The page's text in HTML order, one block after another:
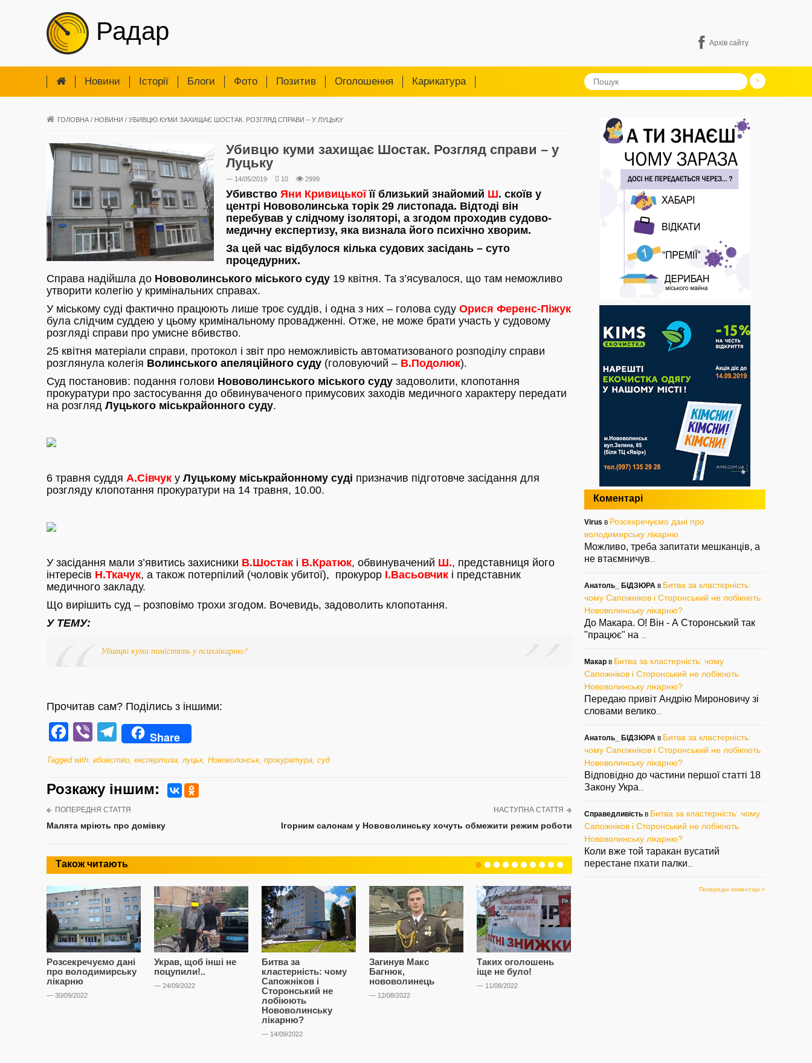
Радар Архів сайту
Новини Iсторії Блоги Фото Позитив Оголошення Карикатура
ГОЛОВНА / НОВИНИ / УБИВЦЮ КУМИ ЗАХИЩАЄ ШОСТАК. РОЗГЛЯД СПРАВИ – У ЛУЦЬКУ
Убивцю куми захищає Шостак. Розгляд справи – у
Луцьку
— 14/05/2019 10 2999
Убивство Яни Кривицькоїїї близький знайомий Ш. скоїв у
центрі Нововолинська торік 29 листопада. Відтоді він
перебував у слідчому ізоляторі, а згодом проходив судово-
медичну експертизу, яка визнала його психічно хворим.
За цей час відбулося кілька судових засідань – суто
процедурних.
Справа надійшла до Нововолинського міського суду 19 квітня. Та з’ясувалося, що там неможливо
утворити колегію у кримінальних справах.
У міському суді фактично працюють лише троє суддів, і одна з них – голова суду Орися Ференс-Піжук
була слідчим суддею у цьому кримінальному провадженні. Отже, не може брати участь у судовому
розгляді справи про умисне вбивство.
25 квітня матеріали справи, протокол і звіт про неможливість автоматизованого розподілу справи
розглянула колегія Волинського апеляційного суду (головуючий – В.Подолюк).
Суд постановив: подання голови Нововолинського міського суду задоволити, клопотання
прокуратури про застосування до обвинуваченого примусових заходів медичного характеру передати
на розгляд Луцького міськрайонного суду.
6 травня суддя А.Сівчук у Луцькому міськрайонному суді призначив підготовче засідання для
розгляду клопотання прокуратури на 14 травня, 10.00.
У засідання мали з’явитись захисники В.Шостак і В.Кратюк, обвинувачений Ш., представниця його
інтересів Н.Ткачук, а також потерпілий (чоловік убитої), прокурор І.Васьовчик і представник
медичного закладу.
Що вирішить суд – розповімо трохи згодом. Вочевидь, задоволить клопотання.
У ТЕМУ:
Убивцю куми помістять у психлікарню?
Прочитав сам? Поділись з іншими:
Facebook
ViberTelegram
Share
Tagged with: вбивство, експертиза,луцьк, Нововолинськ, прокуратура, суд
Розкажу iншим:
ПОПЕРЕДНЯ СТАТТЯ
Малята мріють про домівку
НАСТУПНА СТАТТЯ
Ігорним салонам у Нововолинську хочуть обмежити режим роботи
Також читають
Розсекречуємо дані
про володимирську
лікарню
— 30/09/2022
Украв, щоб інші не
поцупили!..
— 24/09/2022
Битва за
кластерність: чому
Сапожніков і
Сторонський не
лобіюють
Нововолинську
лікарню?
— 14/09/2022
Загинув Макс
Багнюк,
нововолинець
— 12/08/2022
Таких оголошень
іще не було!
— 11/08/2022
Коментарі
Virus в Розсекречуємо дані про
володимирську лікарню
Можливо, треба запитати мешканців, а
не втаємничув
Анатоль_ БІДЗЮРА в Битва за кластерність:
чому Сапожніков і Сторонський не лобіюють
Нововолинську лікарню?
До Макара. О! Він - А Сторонський так
"працює" на
Макар в Битва за кластерність: чому
Сапожніков і Сторонський не лобіюють
Нововолинську лікарню?
Передаю привіт Андрію Мироновичу зі
словами велико
Анатоль_ БІДЗЮРА в Битва за кластерність:
чому Сапожніков і Сторонський не лобіюють
Нововолинську лікарню?
Відповідно до частини першої статті 18
Закону Укра
Справедливість в Битва за кластерність: чому
Сапожніков і Сторонський не лобіюють
Нововолинську лікарню?
Коли вже той таракан вусатий
перестане пхати палки
Попередні коментарі »